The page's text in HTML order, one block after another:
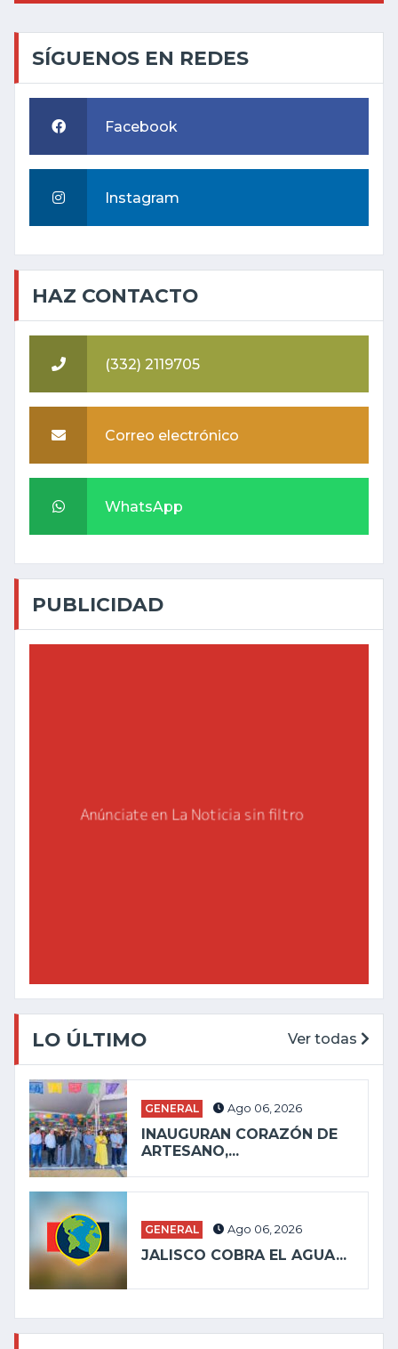
SÍGUENOS EN REDES
Facebook
Instagram
HAZ CONTACTO
(332) 2119705
Correo electrónico
WhatsApp
PUBLICIDAD
LO ÚLTIMO Ver todas
GENERAL Ago 06, 2026
INAUGURAN CORAZÓN DE
ARTESANO,...
GENERAL Ago 06, 2026
JALISCO COBRA EL AGUA...